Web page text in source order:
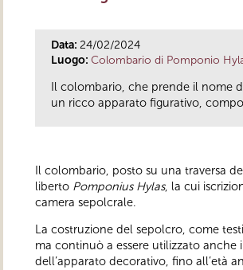
Data: 24/02/2024
Luogo: Colombario di Pomponio
Il colombario, che prende il nome
un ricco apparato figurativo,
Il colombario, posto su una traversa
liberto Pomponius Hylas, la cui
camera sepolcrale.
La costruzione del sepolcro, come
ma continuò a essere utilizzato
dell’apparato decorativo, fino all’età